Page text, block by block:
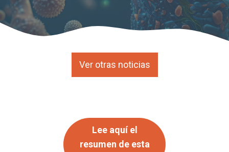
Ver otras noticias
Lee aquí el
resumen de esta